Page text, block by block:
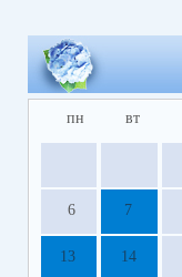
пн вт
6 7
13 14